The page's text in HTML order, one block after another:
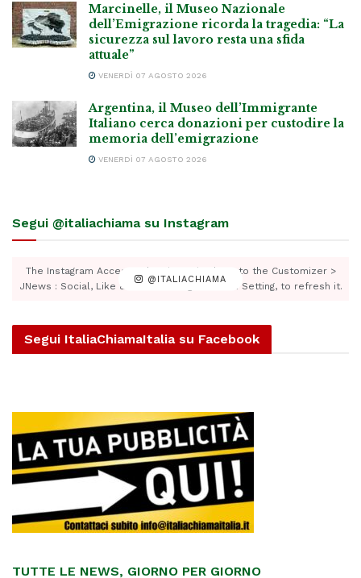
Marcinelle, il Museo Nazionale
dell’Emigrazione ricorda la tragedia: “La
sicurezza sul lavoro resta una sfida
attuale”
VENERDÌ 07 AGOSTO 2026
Argentina, il Museo dell’Immigrante
Italiano cerca donazioni per custodire la
memoria dell’emigrazione
VENERDÌ 07 AGOSTO 2026
Segui @italiachiama su Instagram
@ITALIACHIAMA
The Instagram Access Token is expired, Go to the Customizer >
JNews : Social, Like & View > Instagram Feed Setting, to refresh it.
Segui ItaliaChiamaItalia su Facebook
TUTTE LE NEWS, GIORNO PER GIORNO